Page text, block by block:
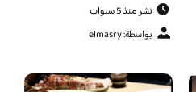
نشر منذ 5 سنوات
بواسطة: elmasry